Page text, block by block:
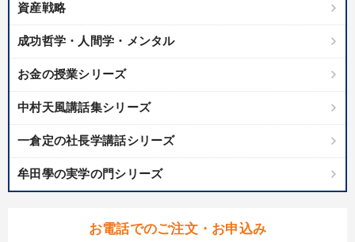
資産戦略
成功哲学・人間学・メンタル
お金の授業シリーズ
中村天風講話集シリーズ
一倉定の社長学講話シリーズ
牟田學の実学の門シリーズ
お電話でのご注文・お申込み